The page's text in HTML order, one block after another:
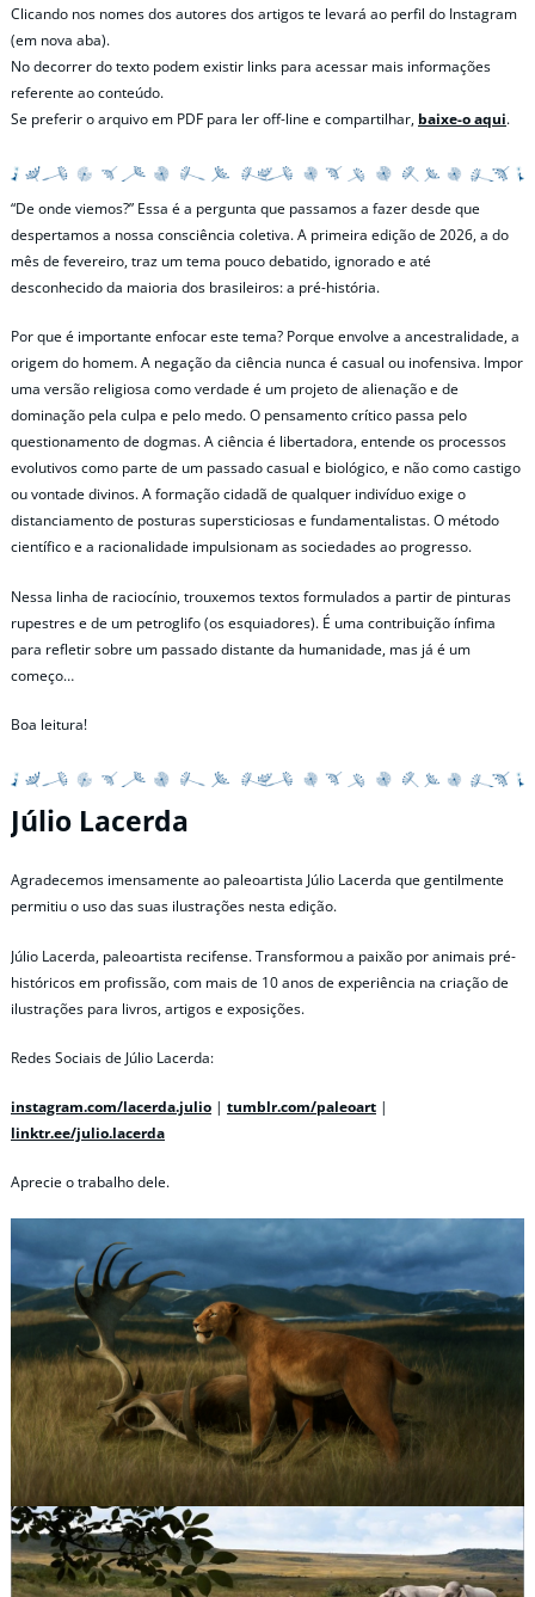
Clicando nos nomes dos autores dos artigos te levará ao perfil do Instagram
(em nova aba).
No decorrer do texto podem existir links para acessar mais informações
referente ao conteúdo.
Se preferir o arquivo em PDF para ler off-line e compartilhar, baixe-o aqui.
“De onde viemos?” Essa é a pergunta que passamos a fazer desde que
despertamos a nossa consciência coletiva. A primeira edição de 2026, a do
mês de fevereiro, traz um tema pouco debatido, ignorado e até
desconhecido da maioria dos brasileiros: a pré-história.
Por que é importante enfocar este tema? Porque envolve a ancestralidade, a
origem do homem. A negação da ciência nunca é casual ou inofensiva. Impor
uma versão religiosa como verdade é um projeto de alienação e de
dominação pela culpa e pelo medo. O pensamento crítico passa pelo
questionamento de dogmas. A ciência é libertadora, entende os processos
evolutivos como parte de um passado casual e biológico, e não como castigo
ou vontade divinos. A formação cidadã de qualquer indivíduo exige o
distanciamento de posturas supersticiosas e fundamentalistas. O método
científico e a racionalidade impulsionam as sociedades ao progresso.
Nessa linha de raciocínio, trouxemos textos formulados a partir de pinturas
rupestres e de um petroglifo (os esquiadores). É uma contribuição ínfima
para refletir sobre um passado distante da humanidade, mas já é um
começo…
Boa leitura!
Júlio Lacerda
Agradecemos imensamente ao paleoartista Júlio Lacerda que gentilmente
permitiu o uso das suas ilustrações nesta edição.
Júlio Lacerda, paleoartista recifense. Transformou a paixão por animais pré-
históricos em profissão, com mais de 10 anos de experiência na criação de
ilustrações para livros, artigos e exposições.
Redes Sociais de Júlio Lacerda:
instagram.com/lacerda.julio | tumblr.com/paleoart |
linktr.ee/julio.lacerda
Aprecie o trabalho dele.